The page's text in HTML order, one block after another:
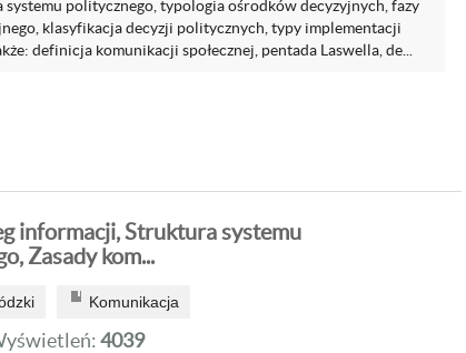
politycznego, typologia ośrodków decyzyjnych, fazy
klasyfikacja decyzji politycznych, typy implementacji
definicja komunikacji społecznej, pentada Laswella, de...
informacji, Struktura systemu
Zasady kom...
Komunikacja
4039